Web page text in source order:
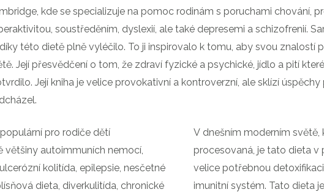
kde se specializuje na pomoc rodinám s poruchami chování,
soustředěním, dyslexií, ale také depresemi a schizofrenií.
této dietě plně vyléčilo. To ji inspirovalo k tomu, aby svou znalostí
Její přesvědčení o tom, že zdraví fyzické a psychické, jídlo a pití
Její kniha je velice provokativní a kontroverzní, ale sklízí
pro rodiče dětí
většiny autoimmuních nemocí,
kolitída, epilepsie, nesčetné
dieta, diverkulitída, chronické
V dnešním moderním
procesovaná, je tato dieta
velice potřebnou
imunitní systém. Tato dieta